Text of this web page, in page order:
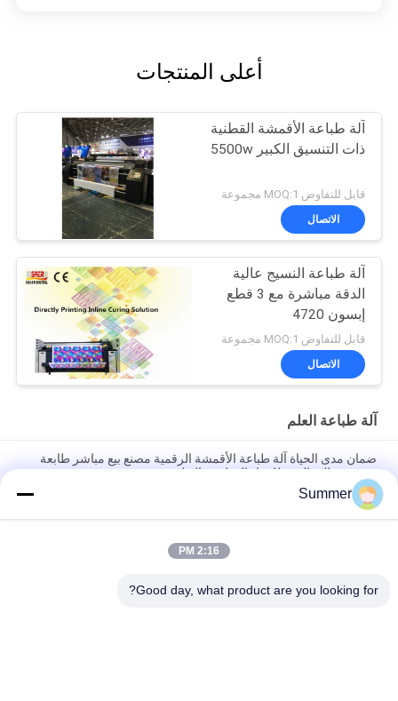
أعلى المنتجات
آلة طباعة الأقمشة القطنية
ذات التنسيق الكبير 5500w
قابل للتفاوض MOQ:1 مجموعة
الاتصال
آلة طباعة النسيج عالية
الدقة مباشرة مع 3 قطع
إبسون 4720
قابل للتفاوض MOQ:1 مجموعة
الاتصال
آلة طباعة العلم
ضمان مدى الحياة آلة طباعة الأقمشة الرقمية مصنع بيع مباشر طابعة
نسيجية عالية الدقة للمواد القطنية والبوليستر
النسيج الشكل الكبير مع رأس الطباعة الصناعية KJ4B-QL
رأس الطباعة الصناعية طابعة رقمية للمنسوجات كبيرة الحجم آلة
Summer
2:16 PM
Good day, what product are you looking for?